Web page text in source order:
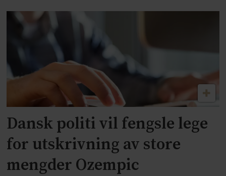
Dansk politi vil fengsle lege
for utskrivning av store
mengder Ozempic